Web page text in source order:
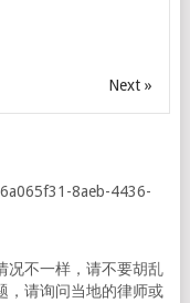
Next »
8aeb-4436-
况不一样，请不要胡乱
，请询问当地的律师或